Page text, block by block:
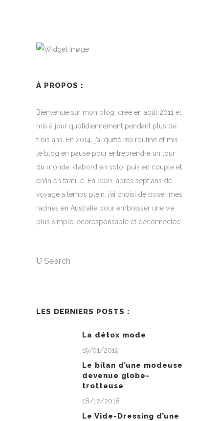
À PROPOS :
Bienvenue sur mon blog, créé en août 2011 et
mis à jour quotidiennement pendant plus de
trois ans. En 2014, j’ai quitté ma routine et mis
le blog en pause pour entreprendre un tour
du monde, d’abord en solo, puis en couple et
enfin en famille. En 2021, après sept ans de
voyage à temps plein, j’ai choisi de poser mes
racines en Australie pour embrasser une vie
plus simple, écoresponsable et déconnectée.
Search
LES DERNIERS POSTS :
La détox mode
19/01/2019
Le bilan d’une modeuse
devenue globe-
trotteuse
18/12/2018
Le Vide-Dressing d’une